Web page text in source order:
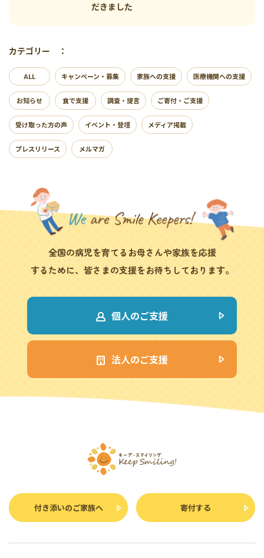
だきました
カテゴリー ：
ALL キャンペーン・募集 家族への支援 医療機関への支援
お知らせ 食で支援 調査・提言 ご寄付・ご支援
受け取った方の声 イベント・登壇 メディア掲載
プレスリリース メルマガ
全国の病児を育てるお母さんや家族を応援
するために、皆さまの支援をお待ちしております。
個人のご支援
法人のご支援
付き添いのご家族へ 寄付する